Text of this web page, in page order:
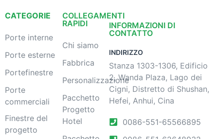
CATEGORIE
Porte interne
Porte esterne
Portefinestre
Porte
commerciali
Finestre del
progetto
COLLEGAMENTI
RAPIDI
Chi siamo
Fabbrica
Personalizzazione
Pacchetto
Progetto
Hotel
INFORMAZIONI DI
CONTATTO
INDIRIZZO
Stanza 1303-1306, Edificio
2, Wanda Plaza, Lago dei
Cigni, Distretto di Shushan,
Hefei, Anhui, Cina
0086-551-65566895